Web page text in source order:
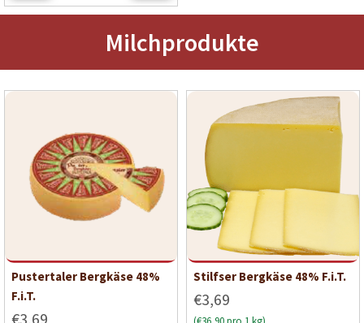
Milchprodukte
Pustertaler Bergkäse 48%
F.i.T.
€3,69
Stilfser Bergkäse 48% F.i.T.
€3,69